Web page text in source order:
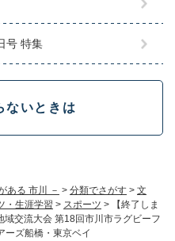
ある 市川 － > 分類でさがす > 文
・生涯学習 > スポーツ >
【終了しま
域交流大会 第18回市川市ラグビーフ
ーズ船橋・東京ベイ
号 特集
ないときは